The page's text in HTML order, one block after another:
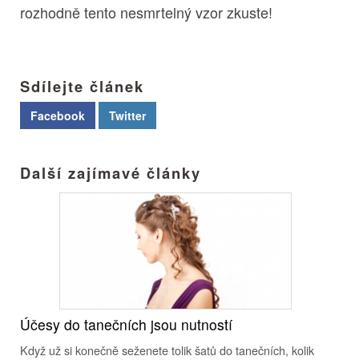
rozhodně tento nesmrtelný vzor zkuste!
Sdílejte článek
Facebook Twitter
Další zajímavé články
Účesy do tanečních jsou nutností
Když už si konečně seženete tolik šatů do tanečních, kolik